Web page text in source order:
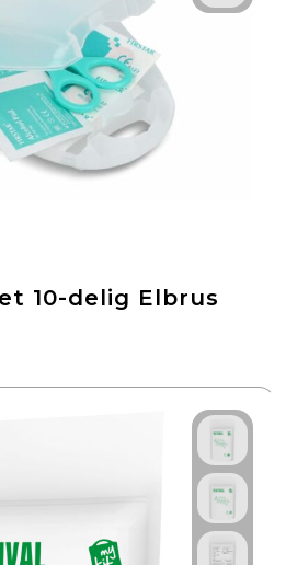
10-delig Elbrus